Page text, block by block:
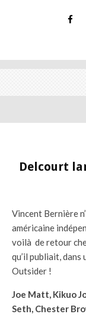
Delcourt
Vincent Bernière
américaine
voilà de retour
qu’il publiait,
Outsider !
Joe Matt, Kikuo
Seth, Chester